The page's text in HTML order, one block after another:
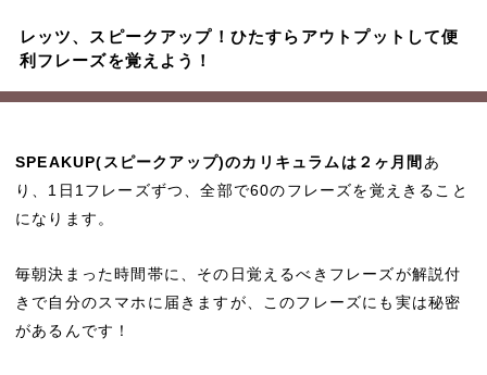
レッツ、スピークアップ！ひたすらアウトプットして便
利フレーズを覚えよう！
SPEAKUP(スピークアップ)のカリキュラムは２ヶ月間 あ
り、1日1フレーズずつ、全部で60のフレーズを覚えきること
になります。
毎朝決まった時間帯に、その日覚えるべきフレーズが解説付
きで自分のスマホに届きますが、このフレーズにも実は秘密
があるんです！